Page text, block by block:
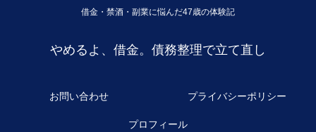
借金・禁酒・副業に悩んだ47歳の体験記
やめるよ、借金。債務整理で立て直し
お問い合わせ プライバシーポリシー
プロフィール